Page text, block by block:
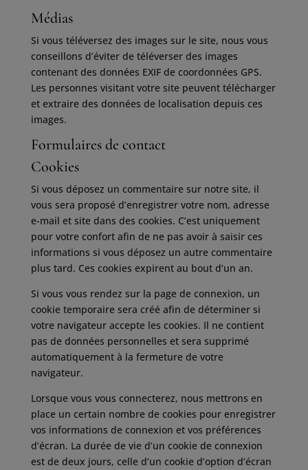
Médias
Si vous téléversez des images sur le site, nous vous
conseillons d’éviter de téléverser des images
contenant des données EXIF de coordonnées GPS.
Les personnes visitant votre site peuvent télécharger
et extraire des données de localisation depuis ces
images.
Formulaires de contact
Cookies
Si vous déposez un commentaire sur notre site, il
vous sera proposé d’enregistrer votre nom, adresse
e-mail et site dans des cookies. C’est uniquement
pour votre confort afin de ne pas avoir à saisir ces
informations si vous déposez un autre commentaire
plus tard. Ces cookies expirent au bout d’un an.
Si vous vous rendez sur la page de connexion, un
cookie temporaire sera créé afin de déterminer si
votre navigateur accepte les cookies. Il ne contient
pas de données personnelles et sera supprimé
automatiquement à la fermeture de votre
navigateur.
Lorsque vous vous connecterez, nous mettrons en
place un certain nombre de cookies pour enregistrer
vos informations de connexion et vos préférences
d’écran. La durée de vie d’un cookie de connexion
est de deux jours, celle d’un cookie d’option d’écran